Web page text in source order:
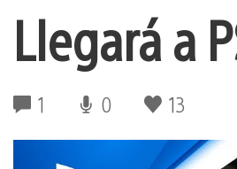
Llegará a
1 0 13